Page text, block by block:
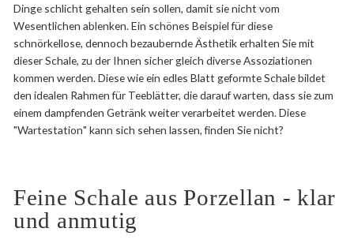
Dinge schlicht gehalten sein sollen, damit sie nicht vom
Wesentlichen ablenken. Ein schönes Beispiel für diese
schnörkellose, dennoch bezaubernde Ästhetik erhalten Sie mit
dieser Schale, zu der Ihnen sicher gleich diverse Assoziationen
kommen werden. Diese wie ein edles Blatt geformte Schale bildet
den idealen Rahmen für Teeblätter, die darauf warten, dass sie zum
einem dampfenden Getränk weiter verarbeitet werden. Diese
"Wartestation" kann sich sehen lassen, finden Sie nicht?
Feine Schale aus Porzellan - klar
und anmutig